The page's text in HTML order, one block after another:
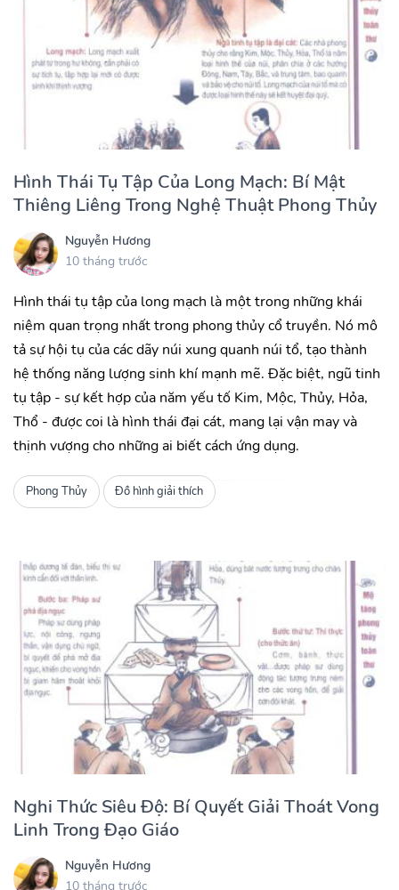
Hình Thái Tụ Tập Của Long Mạch: Bí Mật
Thiêng Liêng Trong Nghệ Thuật Phong Thủy
Nguyễn Hương
10 tháng trước
Hình thái tụ tập của long mạch là một trong những khái
niệm quan trọng nhất trong phong thủy cổ truyền. Nó mô
tả sự hội tụ của các dãy núi xung quanh núi tổ, tạo thành
hệ thống năng lượng sinh khí mạnh mẽ. Đặc biệt, ngũ tinh
tụ tập - sự kết hợp của năm yếu tố Kim, Mộc, Thủy, Hỏa,
Thổ - được coi là hình thái đại cát, mang lại vận may và
thịnh vượng cho những ai biết cách ứng dụng.
Phong Thủy Đồ hình giải thích
Nghi Thức Siêu Độ: Bí Quyết Giải Thoát Vong
Linh Trong Đạo Giáo
Nguyễn Hương
10 tháng trước